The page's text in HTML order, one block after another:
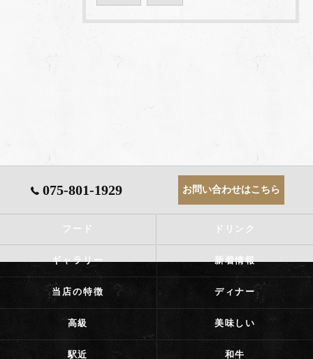
075-801-1929 お問い合わせはこちら
フード ドリンク
ギャラリー 新着情報
当店の特徴 ディナー
高級 美味しい
駅近 和牛